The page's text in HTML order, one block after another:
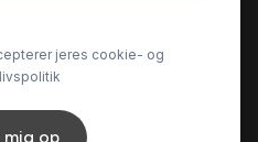
jeres cookie- og
mig op